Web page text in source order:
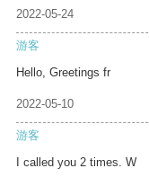
2022-05-24
游客
Hello, Greetings fr
2022-05-10
游客
I called you 2 times. W